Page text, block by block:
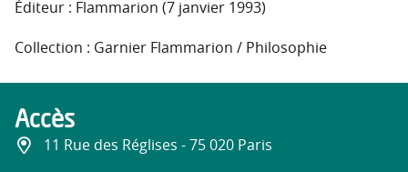
Éditeur : Flammarion (7 janvier 1993)
Collection : Garnier Flammarion / Philosophie
Accès
11 Rue des Réglises - 75 020 Paris